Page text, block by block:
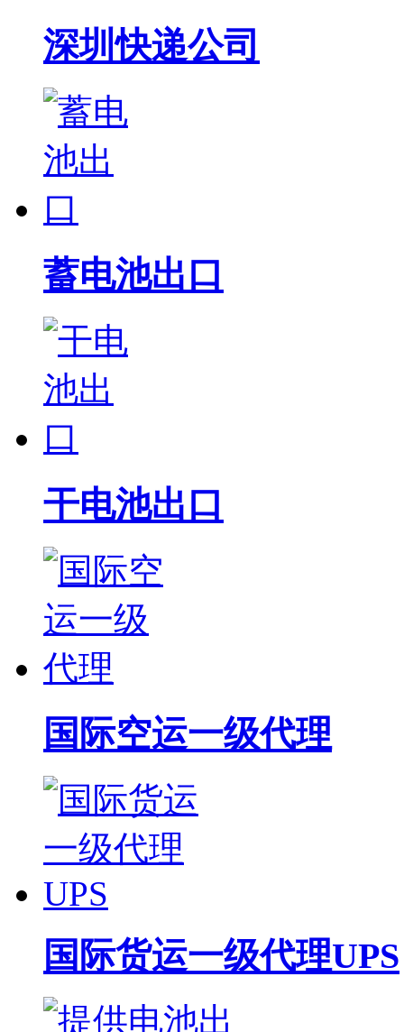
深圳快递公司
蓄电池出口
干电池出口
国际空运一级代理
国际货运一级代理UPS